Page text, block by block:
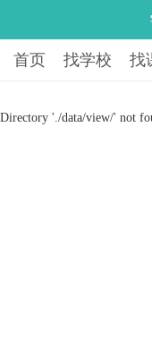
首页 找学校 找
Directory './data/view/' not